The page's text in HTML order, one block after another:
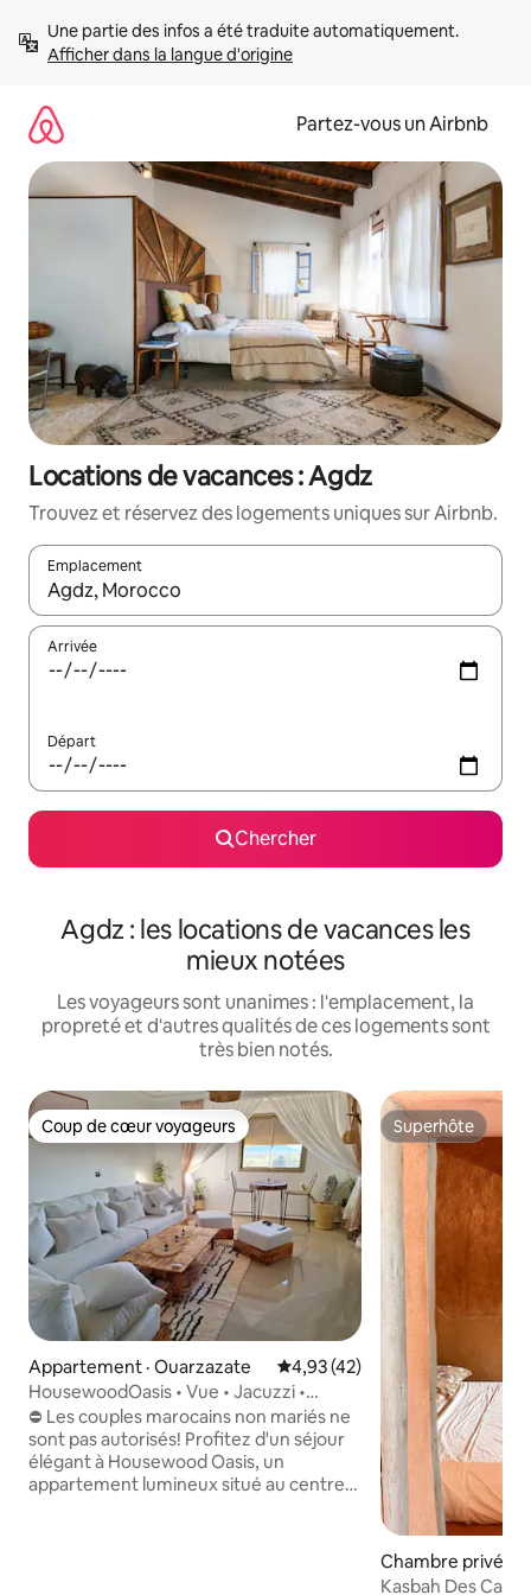
directement
Afficher dans la langue d'origine
Partez-vous un Airbnb
Locations de vacances : Agdz
Trouvez et réservez des logements uniques sur Airbnb.
Emplacement
Quand les résultats sont affichés, parcourez-les en utilisant
Arrivée
Départ
Chercher
Agdz : les locations de vacances les
mieux notées
Les voyageurs sont unanimes : l'emplacement, la
propreté et d'autres qualités de ces logements sont
très bien notés.
Coup de cœur voyageurs
Coup de cœur voyageurs
Appartement · Ouarzazate Note moyenne de 4,93 sur 5,
4,93 (42)
HousewoodOasis • Vue • Jacuzzi •
Confort moderne
⛔️ Les couples marocains non mariés ne
sont pas autorisés! Profitez d'un séjour
élégant à Housewood Oasis, un
appartement lumineux situé au centre
Superhôte
Superhôte
Chambre privée ·
alt
Kasbah Des